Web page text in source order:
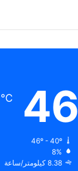
46
℃
46º - 40º
8%
8.38 كيلومتر/ساعة